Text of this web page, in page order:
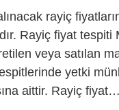
rayiç
Rayiç fiyat
veya satılan
yetki
aittir. Rayiç fiyat…